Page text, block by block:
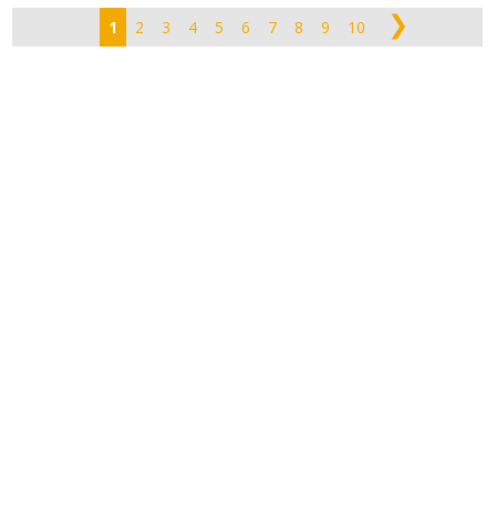
1 2 3 4 5 6 7 8 9 10 ❯